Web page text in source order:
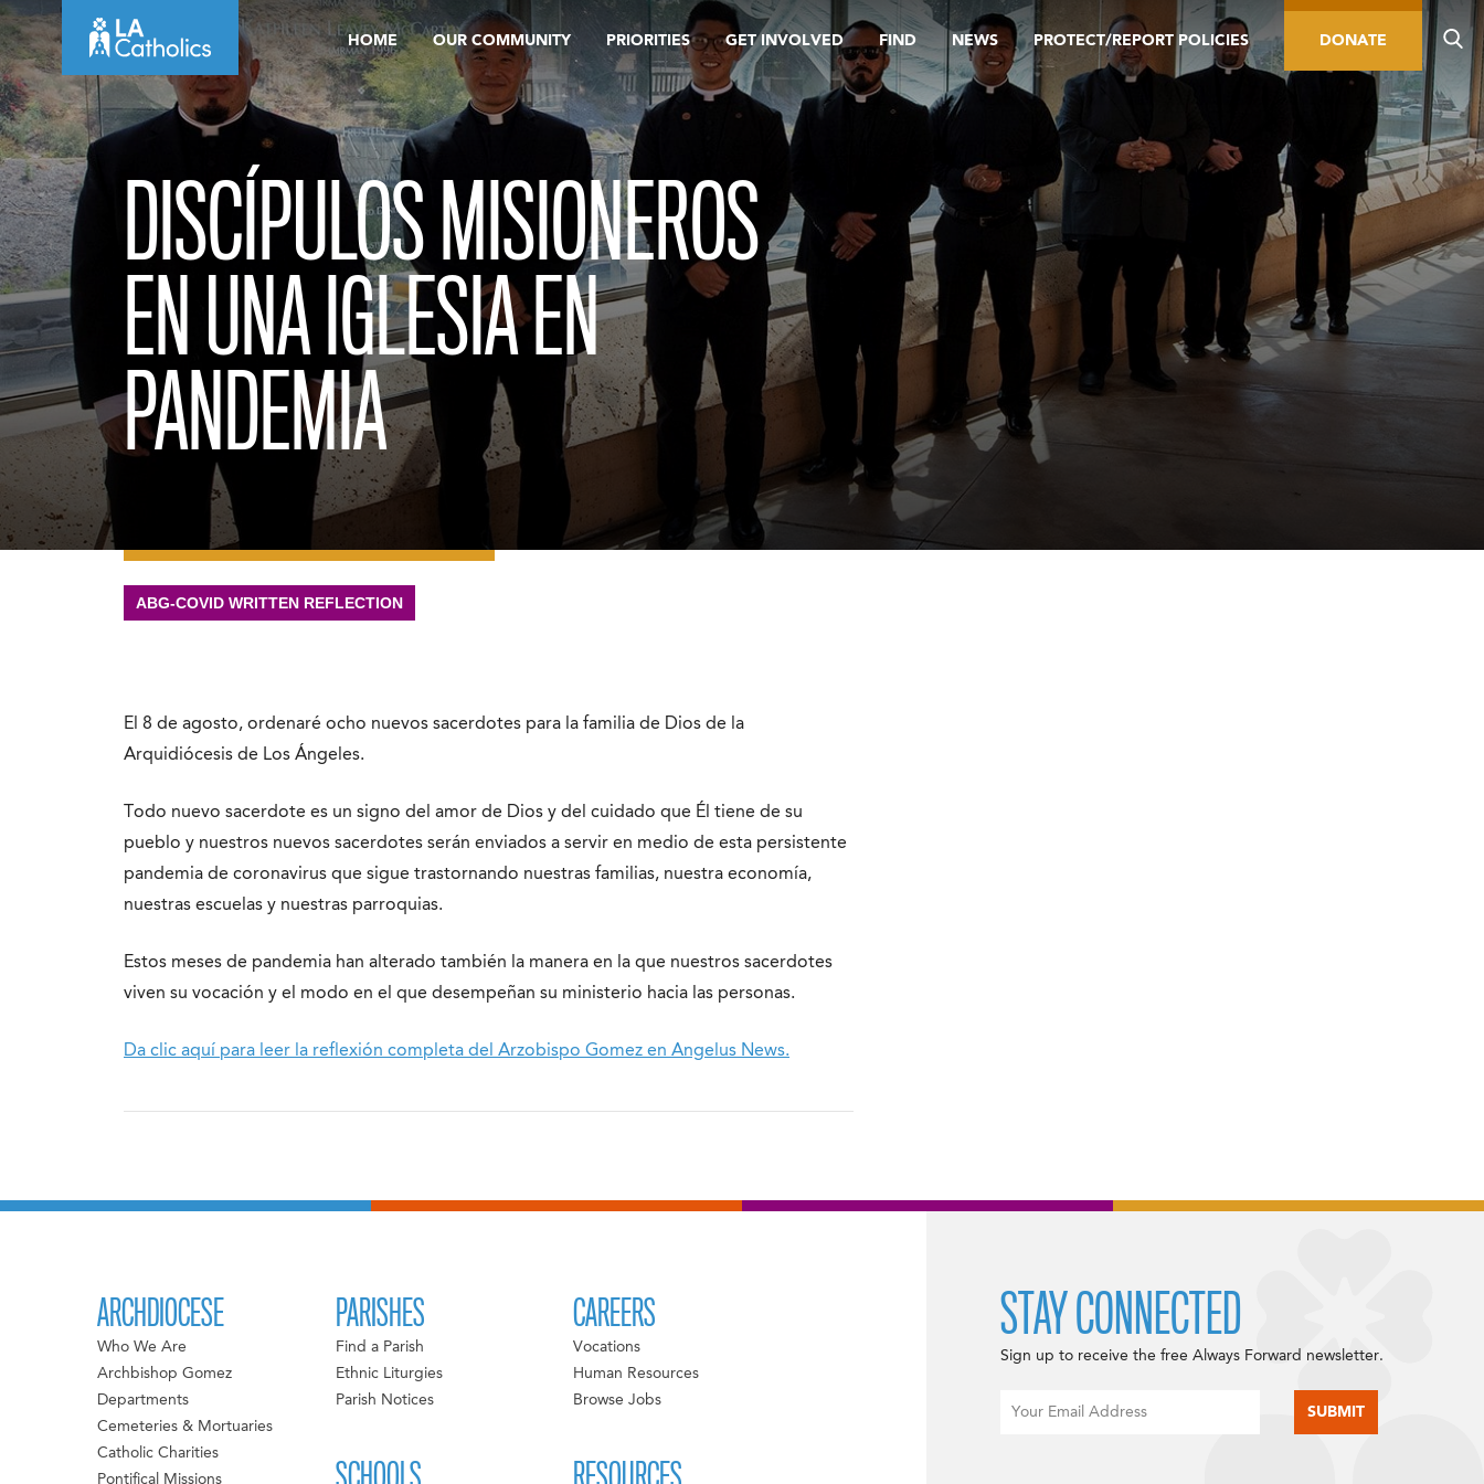
Skip
to
content
HOME OUR COMMUNITY PRIORITIES GET INVOLVED FIND NEWS PROTECT/REPORT POLICIES DONATE
DISCÍPULOS MISIONEROS
EN UNA IGLESIA EN
PANDEMIA
ABG-COVID WRITTEN REFLECTION
El 8 de agosto, ordenaré ocho nuevos sacerdotes para la familia de Dios de la
Arquidiócesis de Los Ángeles.
Todo nuevo sacerdote es un signo del amor de Dios y del cuidado que Él tiene de su
pueblo y nuestros nuevos sacerdotes serán enviados a servir en medio de esta persistente
pandemia de coronavirus que sigue trastornando nuestras familias, nuestra economía,
nuestras escuelas y nuestras parroquias.
Estos meses de pandemia han alterado también la manera en la que nuestros sacerdotes
viven su vocación y el modo en el que desempeñan su ministerio hacia las personas.
Da clic aquí para leer la reflexión completa del Arzobispo Gomez en Angelus News.
ARCHDIOCESE
Who We Are
Archbishop Gomez
Departments
Cemeteries & Mortuaries
Catholic Charities
Pontifical Missions
PARISHES
Find a Parish
Ethnic Liturgies
Parish Notices
CAREERS
Vocations
Human Resources
Browse Jobs
STAY CONNECTED
Sign up to receive the free Always Forward newsletter.